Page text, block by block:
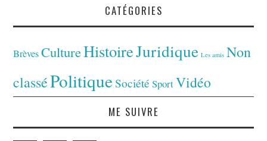
CATÉGORIES
Brèves CultureHistoireJuridique Les amis Non
classéPolitiqueSociété SportVidéo
ME SUIVRE